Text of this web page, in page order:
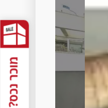
מוכר נכס?